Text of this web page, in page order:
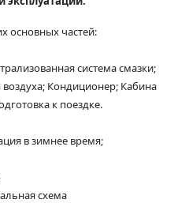
основных частей:
система смазки;
Кондиционер; Кабина
к поездке.
в зимнее время;
схема